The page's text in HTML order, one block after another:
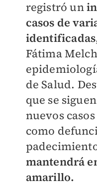
registró un
casos de
identificadas
Fátima
de Salud.
que se
nuevos
como
mantendrá
amarillo.